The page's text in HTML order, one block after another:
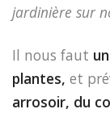
jardinière sur
Il nous faut
plantes, et
arrosoir, du